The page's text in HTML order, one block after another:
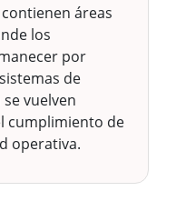
áreas
los
por
de
vuelven
cumplimiento de
operativa.